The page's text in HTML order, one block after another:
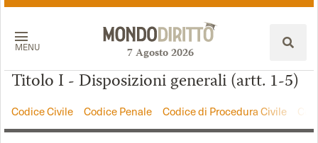
MENU 7Agosto2026
Titolo I - Disposizioni generali (artt. 1-5)
Codice Civile Codice Penale Codice di Procedura Civile